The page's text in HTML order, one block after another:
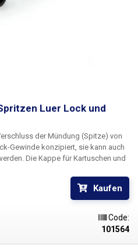
Luer Lock und
der Mündung (Spitze) von
Gewinde konzipiert, sie kann auch
Die Kappe für Kartuschen und
enthält kein Silikon. Geeignet für
Kaufen
Code:
101564